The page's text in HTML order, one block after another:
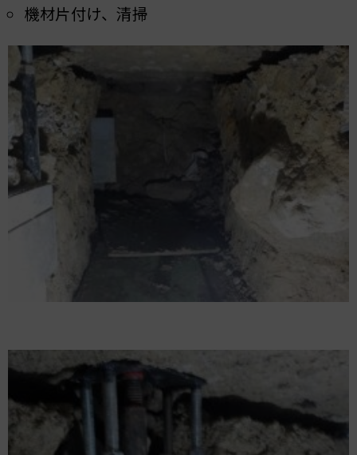
機材片付け、清掃